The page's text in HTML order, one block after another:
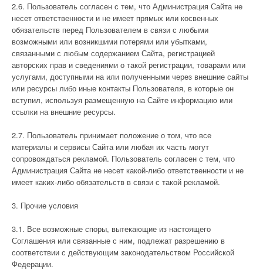
2.6. Пользователь согласен с тем, что Администрация Сайта не
несет ответственности и не имеет прямых или косвенных
обязательств перед Пользователем в связи с любыми
возможными или возникшими потерями или убытками,
связанными с любым содержанием Сайта, регистрацией
авторских прав и сведениями о такой регистрации, товарами или
услугами, доступными на или полученными через внешние сайты
или ресурсы либо иные контакты Пользователя, в которые он
вступил, используя размещенную на Сайте информацию или
ссылки на внешние ресурсы.
2.7. Пользователь принимает положение о том, что все
материалы и сервисы Сайта или любая их часть могут
сопровождаться рекламой. Пользователь согласен с тем, что
Администрация Сайта не несет какой-либо ответственности и не
имеет каких-либо обязательств в связи с такой рекламой.
3. Прочие условия
3.1. Все возможные споры, вытекающие из настоящего
Соглашения или связанные с ним, подлежат разрешению в
соответствии с действующим законодательством Российской
Федерации.